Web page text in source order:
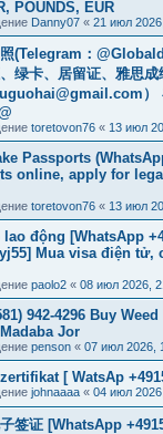
POUNDS, EUR
Danny07 « 21 июл
(Telegram：
绿卡、居留证、雅思成
）
toretovon76 « 13 июл
Passports
online, apply for
toretovon76 « 13 июл
động [WhatsApp
Mua visa điện
paolo2 « 08 июл 2026,
942-4296 Buy
Jor
penson « 07 июл 2026,
[ WatsAp
johnaaaa « 04 июл
签证 [WhatsApp